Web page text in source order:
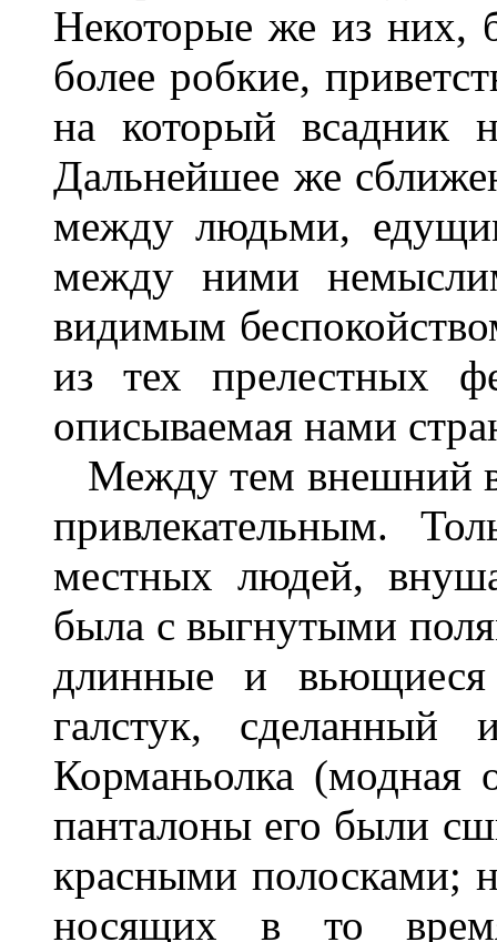
Некоторые же из них,
более робкие,
на который всадник
Дальнейшее же
между людьми,
между ними
видимым
из тех прелестных
описываемая нами
Между тем внешний
привлекательным.
местных людей,
была с выгнутыми
длинные и
галстук, сделанный
Корманьолка (модная
панталоны его были
красными полосками;
носящих в то